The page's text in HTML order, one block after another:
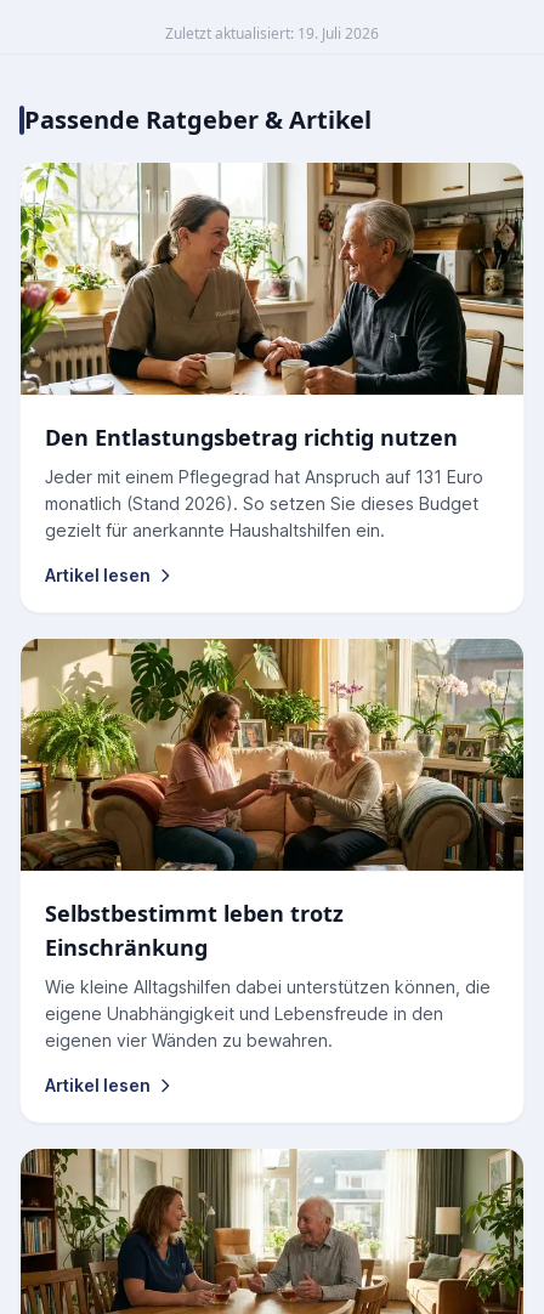
Zuletzt aktualisiert: 19. Juli 2026
Passende Ratgeber & Artikel
Den Entlastungsbetrag richtig nutzen
Jeder mit einem Pflegegrad hat Anspruch auf 131 Euro
monatlich (Stand 2026). So setzen Sie dieses Budget
gezielt für anerkannte Haushaltshilfen ein.
Artikel lesen
Selbstbestimmt leben trotz
Einschränkung
Wie kleine Alltagshilfen dabei unterstützen können, die
eigene Unabhängigkeit und Lebensfreude in den
eigenen vier Wänden zu bewahren.
Artikel lesen